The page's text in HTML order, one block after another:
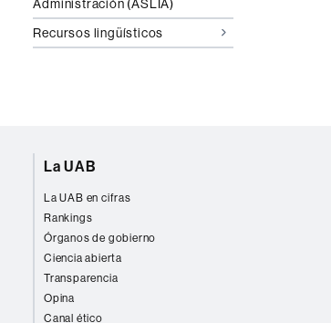
Administración (ASLIA)
Recursos lingüísticos
La UAB
La UAB en cifras
Rankings
Órganos de gobierno
Ciencia abierta
Transparencia
Opina
Canal ético